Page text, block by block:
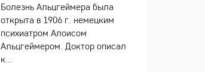
Болезнь Альцгеймера была
открыта в 1906 г. немецким
психиатром Алоисом
Альцгеймером. Доктор описал
к...